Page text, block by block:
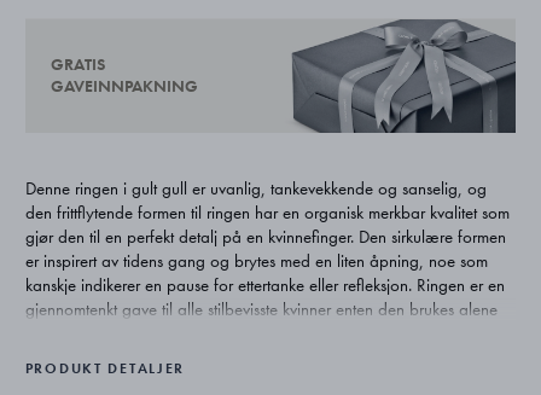
GRATIS
GAVEINNPAKNING
Denne ringen i gult gull er uvanlig, tankevekkende og sanselig, og
den frittflytende formen til ringen har en organisk merkbar kvalitet som
gjør den til en perfekt detalj på en kvinnefinger. Den sirkulære formen
er inspirert av tidens gang og brytes med en liten åpning, noe som
kanskje indikerer en pause for ettertanke eller refleksjon. Ringen er en
gjennomtenkt gave til alle stilbevisste kvinner enten den brukes alene
Den amerikanske designeren Jacqueline Rabun har en evig tro på at
PRODUKT DETALJER